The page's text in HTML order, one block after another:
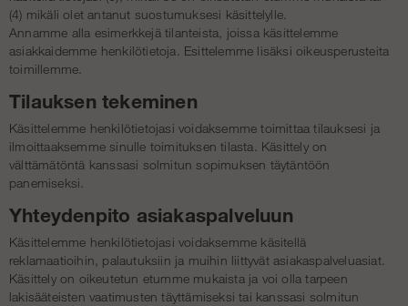
(4) mikäli olet antanut suostumuksesi käsittelylle.
Annamme alla esimerkkejä tilanteista, joissa käsittelemme
asiakkaidemme henkilötietoja. Esittelemme lisäksi oikeusperusteita
toimillemme.
Tilauksen tekeminen
Käsittelemme henkilötietojasi voidaksemme toimittaa tilauksesi ja
ilmoittaaksemme sinulle toimituksen tilasta. Käsittely on
välttämätöntä kanssasi solmitun sopimuksen täytäntöön
panemiseksi.
Yhteydenpito asiakaspalveluun
Käsittelemme henkilötietojasi voidaksemme käsitellä
reklamaatioihin, palautuksiin ja muihin liittyvät asiakaspalveluasiat.
Käsittely on oikeutetun etumme mukaista ja voi olla tarpeen
lakisääteisten vaatimusten täyttämiseksi tai kanssasi solmitun